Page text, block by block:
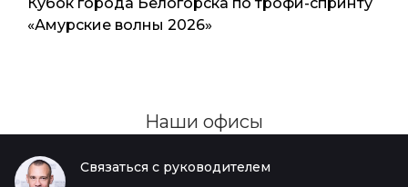
«Амурские волны 2026»
Наши офисы
Связаться с руководителем